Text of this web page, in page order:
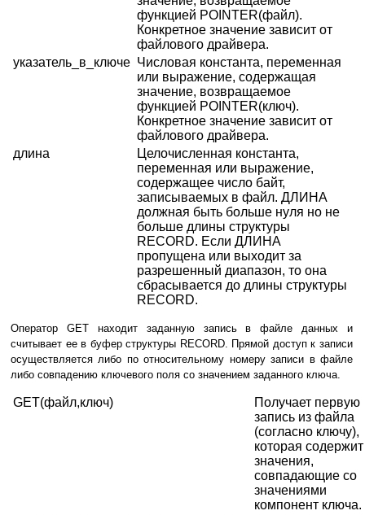
функцией POINTER(файл).
Конкретное значение зависит от
файлового драйвера.
указатель_в_ключе Числовая константа, переменная
или выражение, содержащая
значение, возвращаемое
функцией POINTER(ключ).
Конкретное значение зависит от
файлового драйвера.
длина
Целочисленная константа,
переменная или выражение,
содержащее число байт,
записываемых в файл. ДЛИНА
должная быть больше нуля но не
больше длины структуры
RECORD. Если ДЛИНА
пропущена или выходит за
разрешенный диапазон, то она
сбрасывается до длины структуры
RECORD.
Оператор GET находит заданную запись в файле данных и
считывает ее в буфер структуры RECORD. Прямой доступ к записи
осуществляется либо по относительному номеру записи в файле
либо совпадению ключевого поля со значением заданного ключа.
GET(файл,ключ)
Получает первую
запись из файла
(согласно ключу),
которая содержит
значения,
совпадающие со
значениями
компонент ключа.